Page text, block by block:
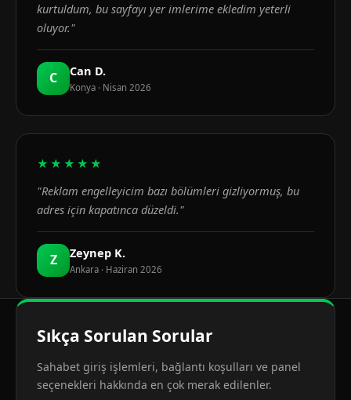
kurtuldum, bu sayfayı yer imlerime ekledim yeterli
oluyor."
C Can D.
Konya · Nisan 2026
★★★★★
"Reklam engelleyicim bazı bölümleri gizliyormuş, bu
adres için kapatınca düzeldi."
Z Zeynep K.
Ankara · Haziran 2026
Sıkça Sorulan Sorular
Sahabet giriş işlemleri, bağlantı koşulları ve panel
seçenekleri hakkında en çok merak edilenler.